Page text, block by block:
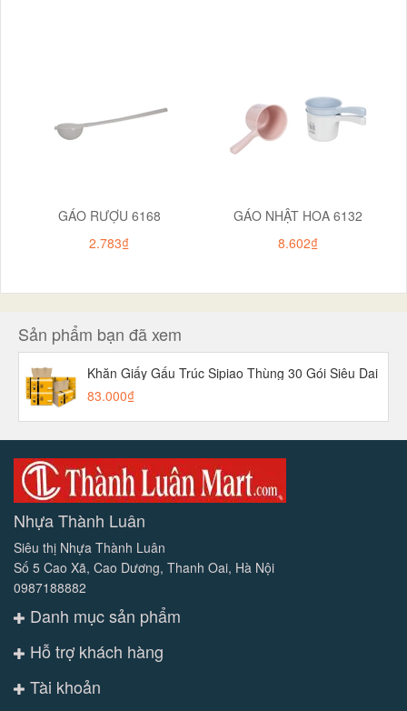
GÁO RƯỢU 6168
2.783₫
GÁO NHẬT HOA 6132
8.602₫
Sản phẩm bạn đã xem
Khăn Giấy Gấu Trúc Sipiao Thùng 30 Gói Siêu Dai
83.000₫
Nhựa Thành Luân
Siêu thị Nhựa Thành Luân
Số 5 Cao Xã, Cao Dương, Thanh Oai, Hà Nội
0987188882
Danh mục sản phẩm
Hỗ trợ khách hàng
Tài khoản